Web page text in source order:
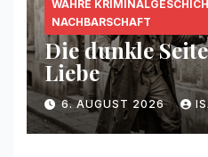
WAHRE
NACHBARSCHAFT
Die dunkle
Liebe
6. AUGUST 2026